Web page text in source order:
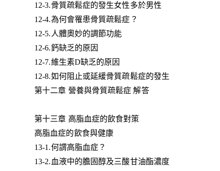
12-3.骨質疏鬆症的發生女性多於男性
12-4.為何會罹患骨質疏鬆症？
12-5.人體奧妙的調節功能
12-6.鈣缺乏的原因
12-7.維生素D缺乏的原因
12-8.如何阻止或延緩骨質疏鬆症的發生
第十二章 營養與骨質疏鬆症 解答
第十三章 高脂血症的飲食對策
高脂血症的飲食與健康
13-1.何謂高脂血症？
13-2.血液中的膽固醇及三酸甘油酯濃度